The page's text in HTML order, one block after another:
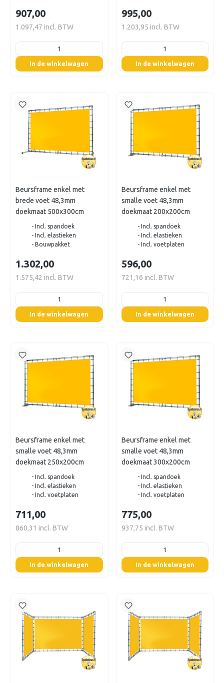
907,00
1.097,47 incl. BTW
listing.boxQuantity
In de winkelwagen
995,00
1.203,95 incl. BTW
listing.boxQuantity
In de winkelwagen
Beursframe enkel met
brede voet 48,3mm
doekmaat 500x300cm
- Incl. spandoek
- Incl. elastieken
- Bouwpakket
1.302,00
1.575,42 incl. BTW
listing.boxQuantity
In de winkelwagen
Beursframe enkel met
smalle voet 48,3mm
doekmaat 200x200cm
- Incl. spandoek
- Incl. elastieken
- Incl. voetplaten
596,00
721,16 incl. BTW
listing.boxQuantity
In de winkelwagen
Beursframe enkel met
smalle voet 48,3mm
doekmaat 250x200cm
- Incl. spandoek
- Incl. elastieken
- Incl. voetplaten
711,00
860,31 incl. BTW
listing.boxQuantity
In de winkelwagen
Beursframe enkel met
smalle voet 48,3mm
doekmaat 300x200cm
- Incl. spandoek
- Incl. elastieken
- Incl. voetplaten
775,00
937,75 incl. BTW
listing.boxQuantity
In de winkelwagen